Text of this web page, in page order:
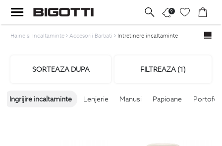
9
SORTEAZA DUPA FILTREAZA (1)
Haine si Incaltaminte Accesorii Barbati Intretinere incaltaminte
Ingrijire incaltaminte Lenjerie Manusi Papioane